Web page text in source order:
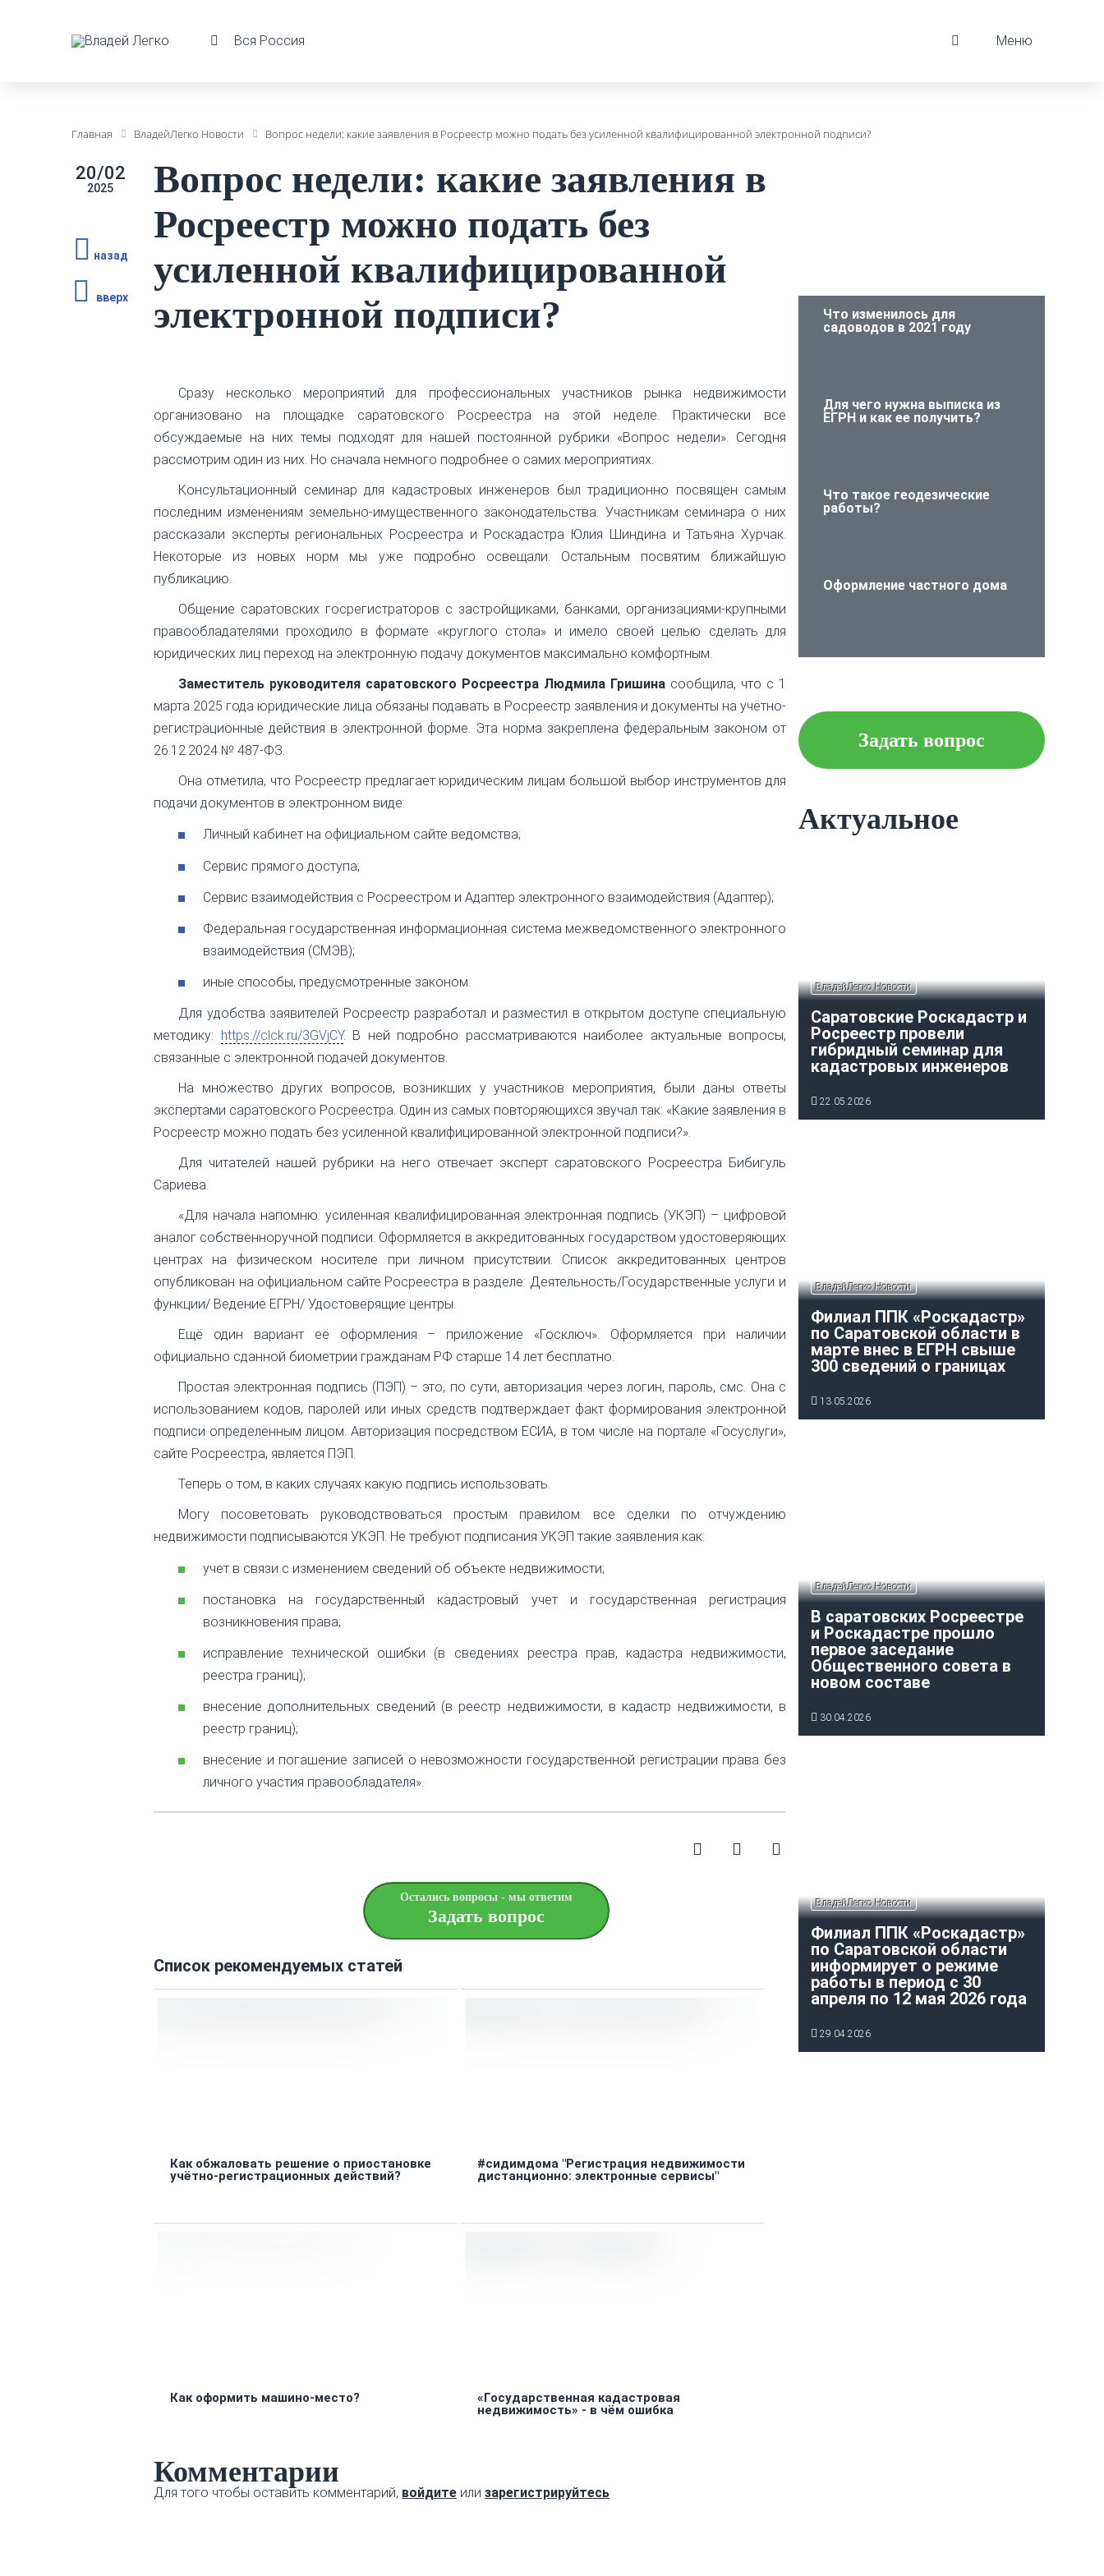
Вся Россия Меню
Главная ВладейЛегко Новости Вопрос недели: какие заявления в Росреестр можно подать без усиленной квалифицированной электронной подписи?
20/02
2025
назад
вверх
Вопрос недели: какие заявления в
Росреестр можно подать без
усиленной квалифицированной
электронной подписи?
Сразу несколько мероприятий для профессиональных участников рынка недвижимости
организовано на площадке саратовского Росреестра на этой неделе. Практически все
обсуждаемые на них темы подходят для нашей постоянной рубрики «Вопрос недели». Сегодня
рассмотрим один из них. Но сначала немного подробнее о самих мероприятиях.
Консультационный семинар для кадастровых инженеров был традиционно посвящен самым
последним изменениям земельно-имущественного законодательства. Участникам семинара о них
рассказали эксперты региональных Росреестра и Роскадастра Юлия Шиндина и Татьяна Хурчак.
Некоторые из новых норм мы уже подробно освещали. Остальным посвятим ближайшую
публикацию.
Общение саратовских госрегистраторов с застройщиками, банками, организациями-крупными
правообладателями проходило в формате «круглого стола» и имело своей целью сделать для
юридических лиц переход на электронную подачу документов максимально комфортным.
Заместитель руководителя саратовского Росреестра Людмила Гришина сообщила, что с 1
марта 2025 года юридические лица обязаны подавать в Росреестр заявления и документы на учётно-
регистрационные действия в электронной форме. Эта норма закреплена федеральным законом от
26.12.2024 № 487-ФЗ.
Она отметила, что Росреестр предлагает юридическим лицам большой выбор инструментов для
подачи документов в электронном виде:
Личный кабинет на официальном сайте ведомства;
Сервис прямого доступа;
Сервис взаимодействия с Росреестром и Адаптер электронного взаимодействия (Адаптер);
Федеральная государственная информационная система межведомственного электронного
взаимодействия (СМЭВ);
иные способы, предусмотренные законом.
Для удобства заявителей Росреестр разработал и разместил в открытом доступе специальную
методику:
https://clck.ru/3GVjCY. В ней подробно рассматриваются наиболее актуальные вопросы,
связанные с электронной подачей документов.
На множество других вопросов, возникших у участников мероприятия, были даны ответы
экспертами саратовского Росреестра. Один из самых повторяющихся звучал так: «Какие заявления в
Росреестр можно подать без усиленной квалифицированной электронной подписи?».
Для читателей нашей рубрики на него отвечает эксперт саратовского Росреестра Бибигуль
Сариева.
«Для начала напомню: усиленная квалифицированная электронная подпись (УКЭП) – цифровой
аналог собственноручной подписи. Оформляется в аккредитованных государством удостоверяющих
центрах на физическом носителе при личном присутствии. Список аккредитованных центров
опубликован на официальном сайте Росреестра в разделе: Деятельность/Государственные услуги и
функции/ Ведение ЕГРН/ Удостоверящие центры.
Ещё один вариант её оформления – приложение «Госключ». Оформляется при наличии
официально сданной биометрии гражданам РФ старше 14 лет бесплатно.
Простая электронная подпись (ПЭП) – это, по сути, авторизация через логин, пароль, смс. Она с
использованием кодов, паролей или иных средств подтверждает факт формирования электронной
подписи определённым лицом. Авторизация посредством ЕСИА, в том числе на портале «Госуслуги»,
сайте Росреестра, является ПЭП.
Теперь о том, в каких случаях какую подпись использовать.
Могу посоветовать руководствоваться простым правилом: все сделки по отчуждению
недвижимости подписываются УКЭП. Не требуют подписания УКЭП такие заявления как:
учет в связи с изменением сведений об объекте недвижимости;
постановка на государственный кадастровый учет и государственная регистрация
возникновения права;
исправление технической ошибки (в сведениях реестра прав, кадастра недвижимости,
реестра границ);
внесение дополнительных сведений (в реестр недвижимости, в кадастр недвижимости, в
реестр границ);
внесение и погашение записей о невозможности государственной регистрации права без
личного участия правообладателя».
Остались вопросы - мы ответим
Задать вопрос
Список рекомендуемых статей
Как обжаловать решение о приостановке
учётно-регистрационных действий?
#сидимдома "Регистрация недвижимости
дистанционно: электронные сервисы"
Как оформить машино-место?
«Государственная кадастровая
недвижимость» - в чём ошибка
Комментарии
Для того чтобы оставить комментарий, войдите или зарегистрируйтесь
Что изменилось для
садоводов в 2021 году
Для чего нужна выписка из
ЕГРН и как ее получить?
Что такое геодезические
работы?
Оформление частного дома
Что следует знать об
Задать вопрос
Актуальное
ВладейЛегко Новости
Саратовские Роскадастр и
Росреестр провели
гибридный семинар для
кадастровых инженеров
22.05.2026
ВладейЛегко Новости
Филиал ППК «Роскадастр»
по Саратовской области в
марте внес в ЕГРН свыше
300 сведений о границах
13.05.2026
ВладейЛегко Новости
В саратовских Росреестре
и Роскадастре прошло
первое заседание
Общественного совета в
новом составе
30.04.2026
ВладейЛегко Новости
Филиал ППК «Роскадастр»
по Саратовской области
информирует о режиме
работы в период с 30
апреля по 12 мая 2026 года
29.04.2026